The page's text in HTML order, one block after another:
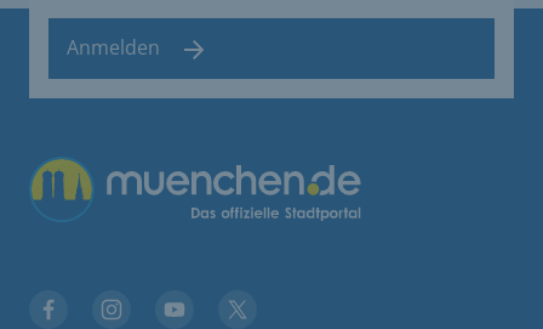
Anmelden